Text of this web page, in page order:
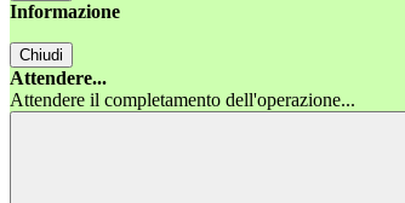
Informazione
Chiudi
Attendere...
Attendere il completamento dell'operazione...